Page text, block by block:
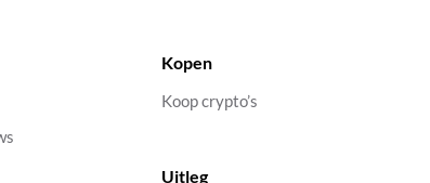
Kopen
Koop crypto’s
Uitleg